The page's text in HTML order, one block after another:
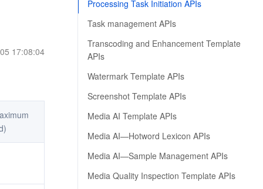
-PT
新製品の先行体験
無料で体験する
17:08:04
Processing Task Initiation APIs
Task management APIs
Transcoding and Enhancement Template
APIs
Watermark Template APIs
Screenshot Template APIs
Media AI Template APIs
Media AI—Hotword Lexicon APIs
Media AI—Sample Management APIs
Media Quality Inspection Template APIs